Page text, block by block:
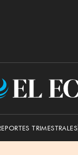
TRIMESTRALES